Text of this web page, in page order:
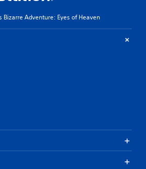
Bizarre Adventure: Eyes of Heaven